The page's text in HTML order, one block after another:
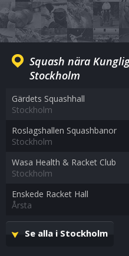
Squash nära
Stockholm
Gärdets Squashhall
Stockholm
Roslagshallen Squashbanor
Stockholm
Wasa Health & Racket Club
Stockholm
Enskede Racket Hall
Årsta
Se alla i Stockholm